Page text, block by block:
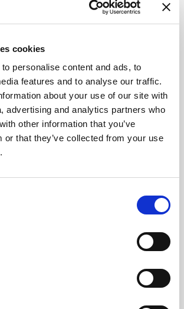
cookies
personalise content and ads, to
features and to analyse our traffic.
about your use of our site with
advertising and analytics partners who
other information that you’ve
or that they’ve collected from your use